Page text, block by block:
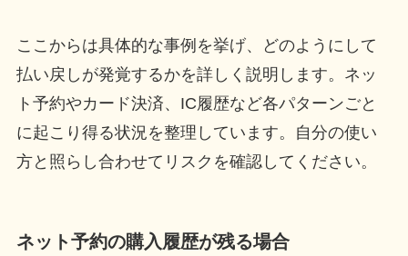
ここからは具体的な事例を挙げ、どのようにして
払い戻しが発覚するかを詳しく説明します。ネッ
ト予約やカード決済、IC履歴など各パターンごと
に起こり得る状況を整理しています。自分の使い
方と照らし合わせてリスクを確認してください。
ネット予約の購入履歴が残る場合